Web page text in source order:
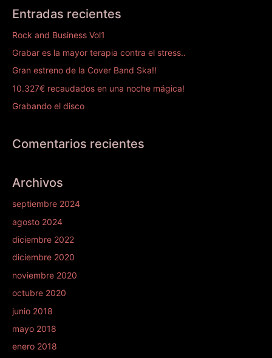
Entradas recientes
Rock and Business Vol1
Grabar es la mayor terapia contra el stress..
Gran estreno de la Cover Band Ska!!
10.327€ recaudados en una noche mágica!
Grabando el disco
Comentarios recientes
Archivos
septiembre 2024
agosto 2024
diciembre 2022
diciembre 2020
noviembre 2020
octubre 2020
junio 2018
mayo 2018
enero 2018